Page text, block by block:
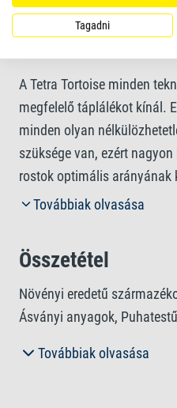
A Tetra Tortoise minden
megfelelő táplálékot kínál.
minden olyan
szüksége van, ezért
rostok optimális arányának
Tortoise ideális növekedést
páncél- és csontképződést.
erősíti az immunrendszert.
alapja a tartós
hozzáadott
táplálékfelvételének
Továbbiak olvasása
Összetétel
Növényi eredetű
Ásványi anyagok,
Továbbiak olvasása
Tagadni